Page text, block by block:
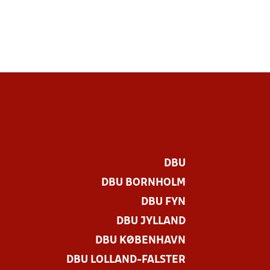
DBU
DBU BORNHOLM
DBU FYN
DBU JYLLAND
DBU KØBENHAVN
DBU LOLLAND-FALSTER